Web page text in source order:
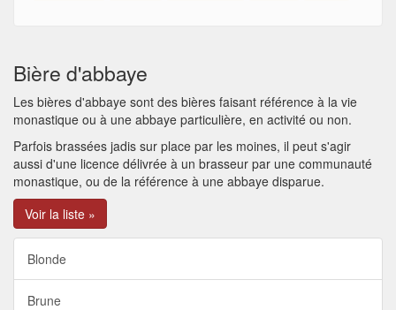
Bière d'abbaye
Les bières d'abbaye sont des bières faisant référence à la vie
monastique ou à une abbaye particulière, en activité ou non.
Parfois brassées jadis sur place par les moines, il peut s'agir
aussi d'une licence délivrée à un brasseur par une communauté
monastique, ou de la référence à une abbaye disparue.
Voir la liste »
Blonde
Brune